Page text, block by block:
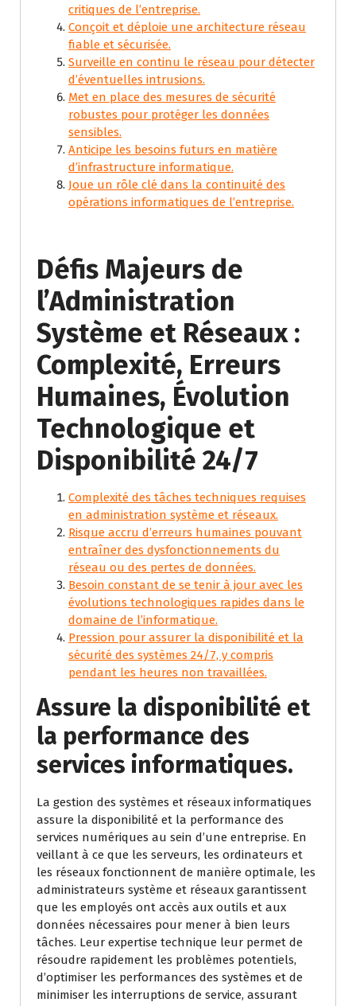
critiques de l’entreprise.
Conçoit et déploie une architecture réseau
fiable et sécurisée.
Surveille en continu le réseau pour détecter
d’éventuelles intrusions.
Met en place des mesures de sécurité
robustes pour protéger les données
sensibles.
Anticipe les besoins futurs en matière
d’infrastructure informatique.
Joue un rôle clé dans la continuité des
opérations informatiques de l’entreprise.
Défis Majeurs de
l’Administration
Système et Réseaux :
Complexité, Erreurs
Humaines, Évolution
Technologique et
Disponibilité 24/7
Complexité des tâches techniques requises
en administration système et réseaux.
Risque accru d’erreurs humaines pouvant
entraîner des dysfonctionnements du
réseau ou des pertes de données.
Besoin constant de se tenir à jour avec les
évolutions technologiques rapides dans le
domaine de l’informatique.
Pression pour assurer la disponibilité et la
sécurité des systèmes 24/7, y compris
pendant les heures non travaillées.
Assure la disponibilité et
la performance des
services informatiques.
La gestion des systèmes et réseaux informatiques
assure la disponibilité et la performance des
services numériques au sein d’une entreprise. En
veillant à ce que les serveurs, les ordinateurs et
les réseaux fonctionnent de manière optimale, les
administrateurs système et réseaux garantissent
que les employés ont accès aux outils et aux
données nécessaires pour mener à bien leurs
tâches. Leur expertise technique leur permet de
résoudre rapidement les problèmes potentiels,
d’optimiser les performances des systèmes et de
minimiser les interruptions de service, assurant